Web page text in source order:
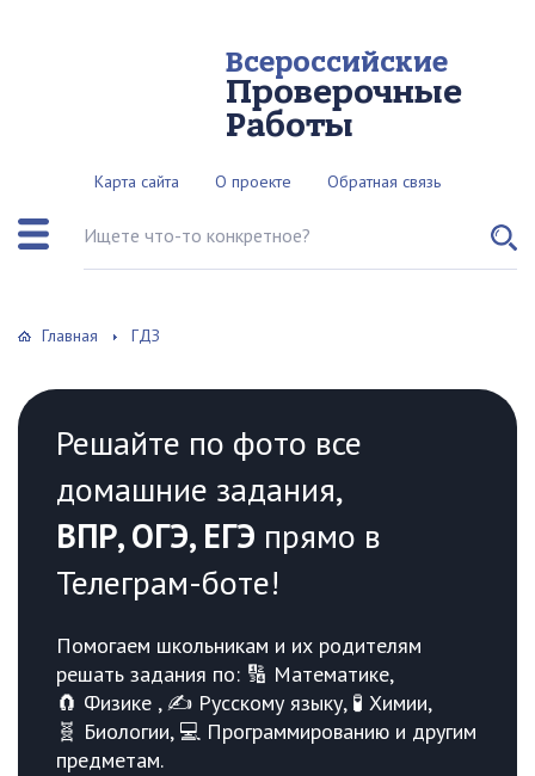
Всероссийские
Проверочные
Работы
Карта сайта О проекте Обратная связь
Поиск по сайту
Главная ГДЗ
Решайте по фото все
домашние задания,
ВПР, ОГЭ, ЕГЭ прямо в
Телеграм-боте!
Помогаем школьникам и их родителям
решать задания по: 🔢 Математике,
🧲 Физике , ✍️ Русскому языку, 🧪 Химии,
🧬 Биологии, 💻 Программированию и другим
предметам.